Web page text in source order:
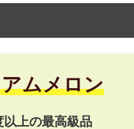
ムメロン
以上の最高級品